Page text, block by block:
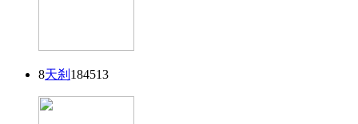
8天刹 184513